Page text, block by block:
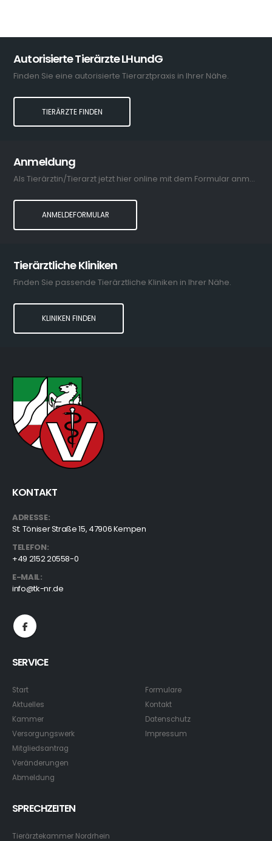
Autorisierte Tierärzte LHundG
Finden Sie eine autorisierte Tierarztpraxis in Ihrer Nähe.
TIERÄRZTE FINDEN
Anmeldung
Als Tierärztin/Tierarzt jetzt hier online mit dem Formular anmelden.
ANMELDEFORMULAR
Tierärztliche Kliniken
Finden Sie passende Tierärztliche Kliniken in Ihrer Nähe.
KLINIKEN FINDEN
KONTAKT
ADRESSE:
St. Töniser Straße 15, 47906 Kempen
TELEFON:
+49 2152 20558-0
E-MAIL:
info@tk-nr.de
SERVICE
Start
Aktuelles
Kammer
Versorgungswerk
Mitgliedsantrag
Veränderungen
Abmeldung
Formulare
Kontakt
Datenschutz
Impressum
SPRECHZEITEN
Tierärztekammer Nordrhein